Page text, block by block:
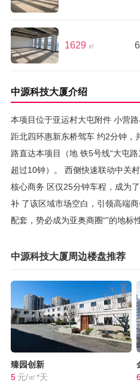
1629 ㎡ 6
中源科技大厦介绍
本项目位于亚运村大屯附件 小营
距北四环惠新东桥驾车 约2分钟，
路直达本项目（地 铁5号线“大屯
超过10钟）。 西侧快速联动中关
核心商务 区仅25分钟车程，成为
补 了该区域市场空白，引领高端
配套，势必成为亚奥商圈“”的地标
中源科技大厦周边楼盘推荐
臻园创新
5 元/㎡*天